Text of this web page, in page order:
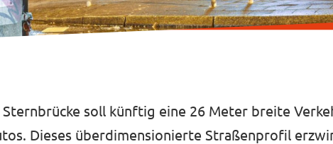
soll künftig eine 26 Meter breite
Dieses überdimensionierte Straßenprofil